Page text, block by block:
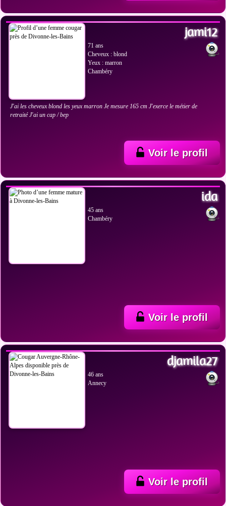
jami12
71 ans
Cheveux : blond
Yeux : marron
Chambéry
J'ai les cheveux blond les yeux marron Je mesure 165 cm J'exerce le métier de
retraité J'ai un cap / bep
Voir le profil
ida
45 ans
Chambéry
Voir le profil
VOIR LES PHOTOS
djamila27
46 ans
Annecy
Voir le profil